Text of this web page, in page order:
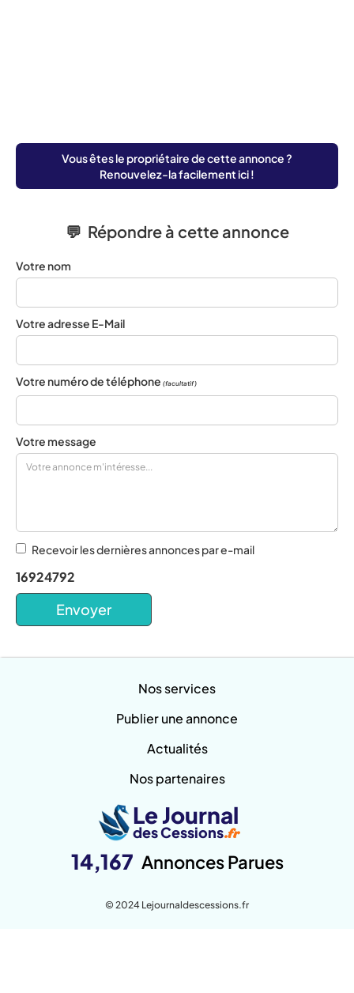
Vous êtes le propriétaire de cette annonce ?
Renouvelez-la facilement ici !
💬 Répondre à cette annonce
Votre nom
Votre adresse E-Mail
Votre numéro de téléphone (facultatif)
Votre message
Recevoir les dernières annonces par e-mail
16924792
Nos services
Publier une annonce
Actualités
Nos partenaires
Le Journal
des Cessions.fr
14,167 Annonces Parues
© 2024 Lejournaldescessions.fr